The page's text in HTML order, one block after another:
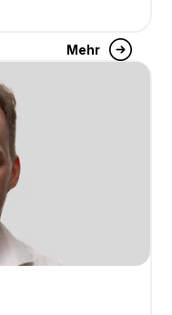
Mehr